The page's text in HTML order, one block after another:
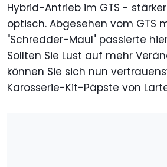
Hybrid-Antrieb im GTS -
optisch. Abgesehen vom GTS
"Schredder-Maul" passierte
Sollten Sie Lust auf mehr
können Sie sich nun
Karosserie-Kit-Päpste von